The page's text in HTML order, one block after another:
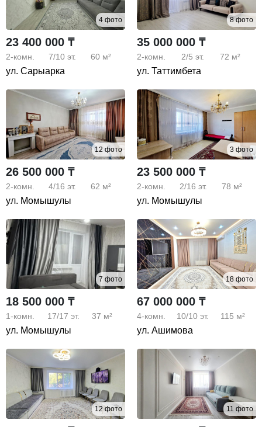
4 фото
23 400 000 ₸
2-комн. 7/10 эт. 60 м²
ул. Сарыарка
8 фото
35 000 000 ₸
2-комн. 2/5 эт. 72 м²
ул. Таттимбета
12 фото
26 500 000 ₸
2-комн. 4/16 эт. 62 м²
ул. Момышулы
3 фото
23 500 000 ₸
2-комн. 2/16 эт. 78 м²
ул. Момышулы
7 фото
18 500 000 ₸
1-комн. 17/17 эт. 37 м²
ул. Момышулы
18 фото
67 000 000 ₸
4-комн. 10/10 эт. 115 м²
ул. Ашимова
12 фото 11 фото